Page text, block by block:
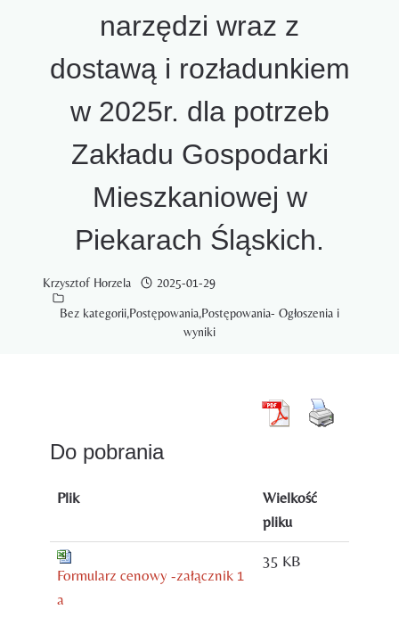
narzędzi wraz z
dostawą i rozładunkiem
w 2025r. dla potrzeb
Zakładu Gospodarki
Mieszkaniowej w
Piekarach Śląskich.
Krzysztof Horzela 2025-01-29
Bez kategorii,Postępowania,Postępowania- Ogłoszenia i
wyniki
Do pobrania
Plik
Wielkość
pliku
Formularz cenowy -załącznik 1
a
35 KB